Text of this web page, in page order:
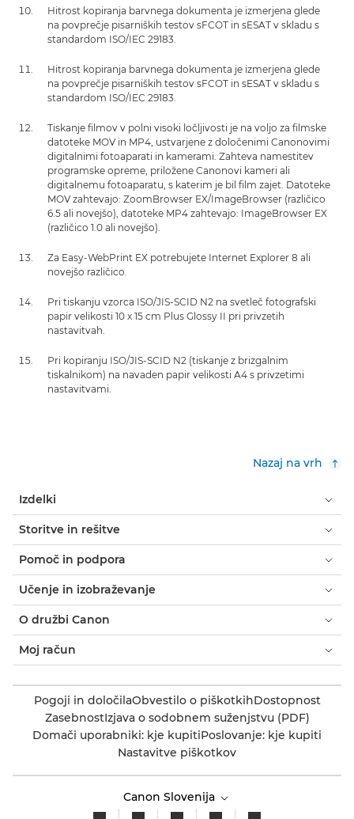
Hitrost kopiranja barvnega dokumenta je izmerjena glede
na povprečje pisarniških testov sFCOT in sESAT v skladu s
standardom ISO/IEC 29183.
Hitrost kopiranja barvnega dokumenta je izmerjena glede
na povprečje pisarniških testov sFCOT in sESAT v skladu s
standardom ISO/IEC 29183.
Tiskanje filmov v polni visoki ločljivosti je na voljo za filmske
datoteke MOV in MP4, ustvarjene z določenimi Canonovimi
digitalnimi fotoaparati in kamerami. Zahteva namestitev
programske opreme, priložene Canonovi kameri ali
digitalnemu fotoaparatu, s katerim je bil film zajet. Datoteke
MOV zahtevajo: ZoomBrowser EX/ImageBrowser (različico
6.5 ali novejšo), datoteke MP4 zahtevajo: ImageBrowser EX
(različico 1.0 ali novejšo).
Za Easy-WebPrint EX potrebujete Internet Explorer 8 ali
novejšo različico.
Pri tiskanju vzorca ISO/JIS-SCID N2 na svetleč fotografski
papir velikosti 10 x 15 cm Plus Glossy II pri privzetih
nastavitvah.
Pri kopiranju ISO/JIS-SCID N2 (tiskanje z brizgalnim
tiskalnikom) na navaden papir velikosti A4 s privzetimi
nastavitvami.
Nazaj na vrh
Izdelki
Storitve in rešitve
Pomoč in podpora
Učenje in izobraževanje
O družbi Canon
Moj račun
Pogoji in določilaObvestilo o piškotkihDostopnost
ZasebnostIzjava o sodobnem suženjstvu (PDF)
Domači uporabniki: kje kupitiPoslovanje: kje kupiti
Nastavitve piškotkov
Canon Slovenija